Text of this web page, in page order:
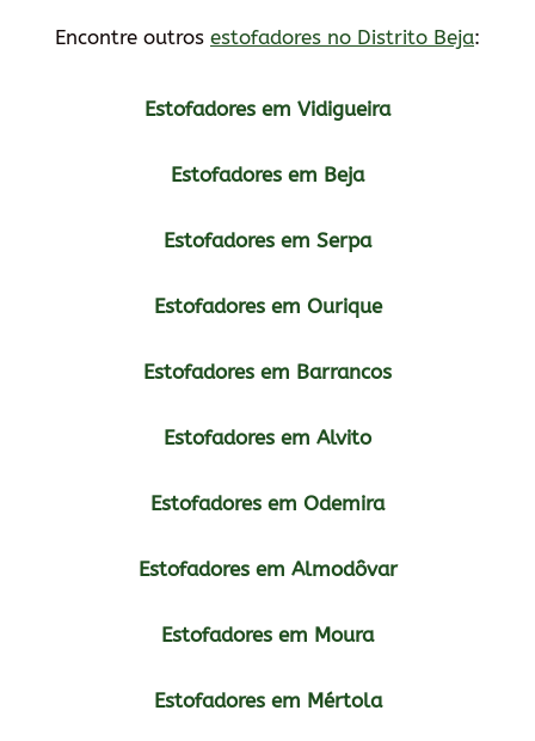
Encontre outros estofadores no Distrito Beja:
Estofadores em Vidigueira
Estofadores em Beja
Estofadores em Serpa
Estofadores em Ourique
Estofadores em Barrancos
Estofadores em Alvito
Estofadores em Odemira
Estofadores em Almodôvar
Estofadores em Moura
Estofadores em Mértola